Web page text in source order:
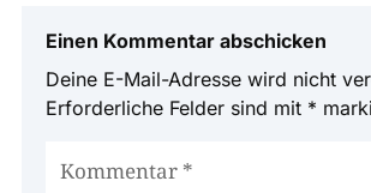
Einen Kommentar abschicken
Deine E-Mail-Adresse wird nicht
Erforderliche Felder sind mit *